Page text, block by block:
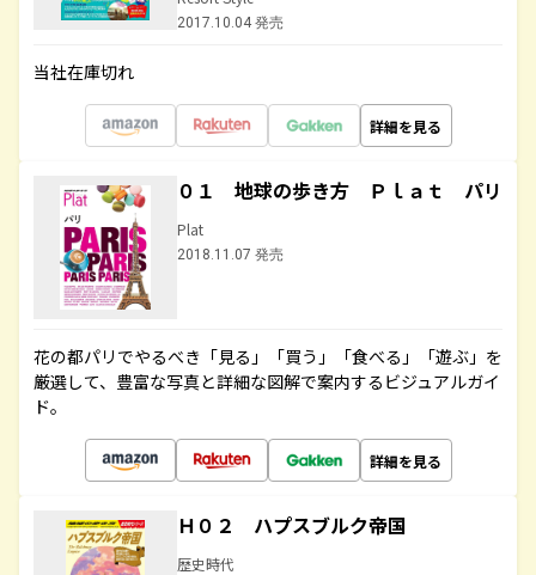
2017.10.04 発売
当社在庫切れ
詳細を見る
０１ 地球の歩き方 Ｐｌａｔ パリ
Plat
2018.11.07 発売
花の都パリでやるべき「見る」「買う」「食べる」「遊ぶ」を
厳選して、豊富な写真と詳細な図解で案内するビジュアルガイ
ド。
詳細を見る
Ｈ０２ ハプスブルク帝国
歴史時代